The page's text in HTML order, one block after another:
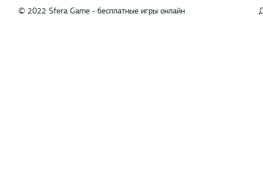
© 2022 Sfera Game - бесплатные игры онлайн